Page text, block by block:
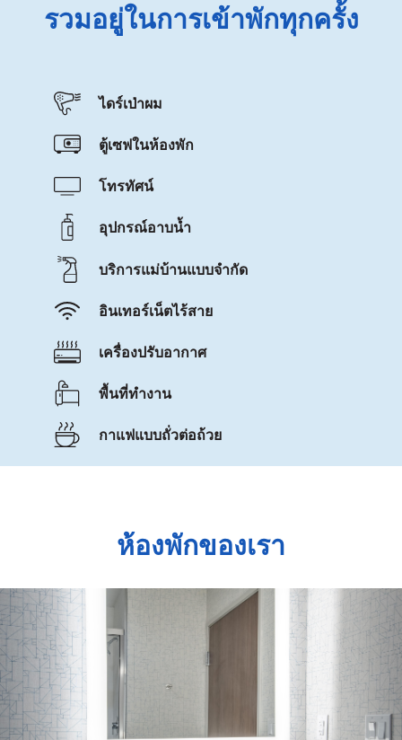
รวมอยู่ในการเข้าพักทุกครั้ง
ไดร์เป่าผม
ตู้เซฟในห้องพัก
โทรทัศน์
อุปกรณ์อาบน้ำ
บริการแม่บ้านแบบจำกัด
อินเทอร์เน็ตไร้สาย
เครื่องปรับอากาศ
พื้นที่ทำงาน
กาแฟแบบถั่วต่อถ้วย
ห้องพักของเรา